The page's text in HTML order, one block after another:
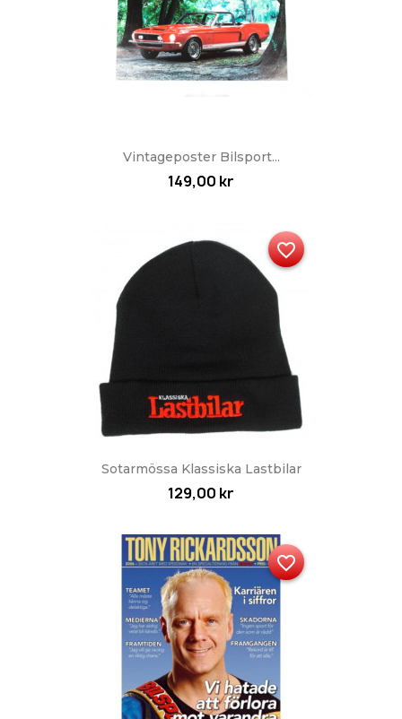
Vintageposter Bilsport...
149,00 kr
Sotarmössa Klassiska Lastbilar
129,00 kr
favorite_border
favorite_border